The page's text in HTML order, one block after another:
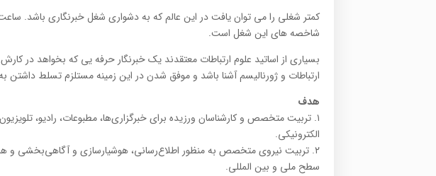
کمتر شغلی را می توان یافت در این عالم که به دشواری شغل خبرنگاری باشد. ساعت
شاخصه های این شغل است.
بسیاری از اساتید علوم ارتباطات معتقدند یک خبرنگار حرفه یی که بخواهد در کارش
ارتباطات و ژورنالیسم آشنا باشد و موفق شدن در این زمینه مستلزم تسلط
هدف
۱. تربیت متخصص و کارشناسان ورزیده برای خبرگزاری‌ها، مطبوعات، رادیو،
الکترونیکی.
۲. تربیت نیروی متخصص به منظور اطلاع‌رسانی، هوشیارسازی و آگاهی‌بخشی و
سطح ملی و بین المللی.